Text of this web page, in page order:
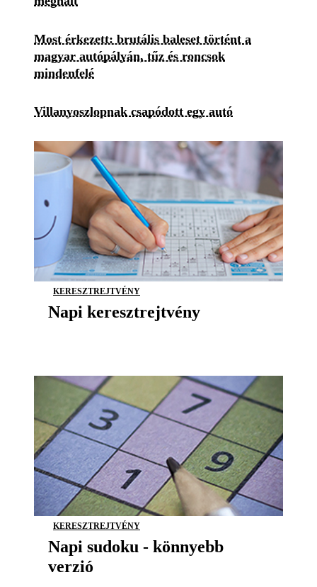
Most érkezett: brutális baleset történt a
magyar autópályán, tűz és roncsok
mindenfelé
Villanyoszlopnak csapódott egy autó
KERESZTREJTVÉNY
Napi keresztrejtvény
KERESZTREJTVÉNY
Napi sudoku - könnyebb
verzió